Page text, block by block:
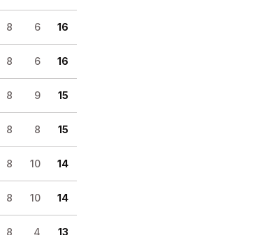
8 6 16
8 6 16
8 9 15
8 8 15
8 10 14
8 10 14
8 4 13